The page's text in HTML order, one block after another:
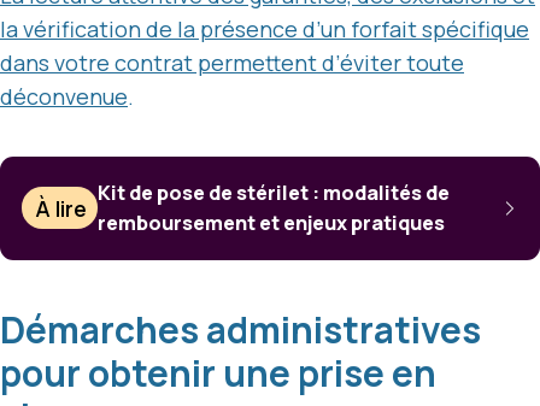
la vérification de la présence d’un forfait spécifique
dans votre contrat permettent d’éviter toute
déconvenue.
À lire
Kit de pose de stérilet : modalités de
remboursement et enjeux pratiques
Démarches administratives
pour obtenir une prise en